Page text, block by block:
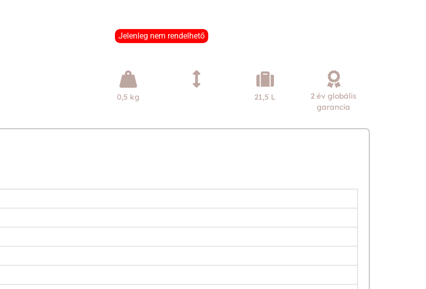
Jelenleg nem rendelhető
0,5 kg 21,5 L
2 év globális
garancia